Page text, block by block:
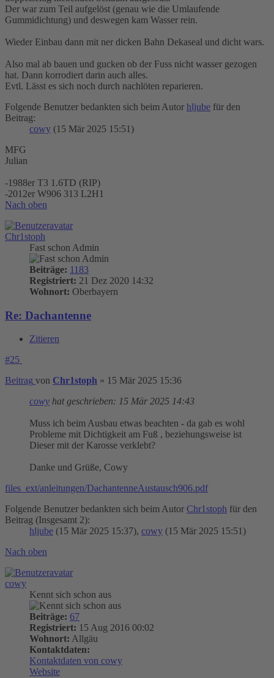
Der war zum Teil aufgelöst (genau wie die Umlaufende
Gummidichtung) und deswegen kam Wasser rein.
Wieder Einbau dann mit ner dicken Bahn Dekaseal und dicht wars.
Also mal ab bauen und gucken ob der Fuss nicht wasser gezogen
hat. Dann korrodiert darin auch alles.
Evtl. Lässt es sich noch durch nachlöten reparieren.
Folgende Benutzer bedankten sich beim Autor hljube für den
Beitrag:
cowy (15 Mär 2025 15:51)
MFG
Julian
-1988er T3 1.6TD (RIP)
-2012er W906 313 L2H1
Nach oben
Chr1stoph
Fast schon Admin
Beiträge: 1183
Registriert: 21 Dez 2020 14:32
Wohnort: Oberbayern
Re: Dachantenne
Zitieren
#25
Beitrag von Chr1stoph » 15 Mär 2025 15:36
cowy hat geschrieben: 15 Mär 2025 14:43
Muss ich beim Ausbau etwas beachten - da gab es wohl
Probleme mit Dichtigkeit am Fuß , beziehungsweise ist
Dieser mit der Karosse verklebt?
Danke und Grüße, Cowy
files_ext/anleitungen/DachantenneAustausch906.pdf
Folgende Benutzer bedankten sich beim Autor Chr1stoph für den
Beitrag (Insgesamt 2):
hljube (15 Mär 2025 15:37), cowy (15 Mär 2025 15:51)
Nach oben
cowy
Kennt sich schon aus
Beiträge: 67
Registriert: 15 Aug 2016 00:02
Wohnort: Allgäu
Kontaktdaten:
Kontaktdaten von cowy
Website